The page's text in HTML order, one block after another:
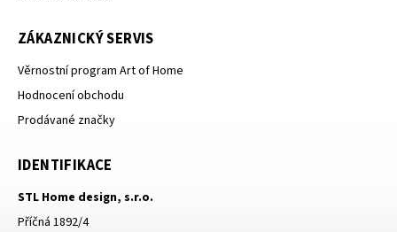
ZÁKAZNICKÝ SERVIS
Věrnostní program Art of Home
Hodnocení obchodu
Prodávané značky
IDENTIFIKACE
STL Home design, s.r.o.
Příčná 1892/4